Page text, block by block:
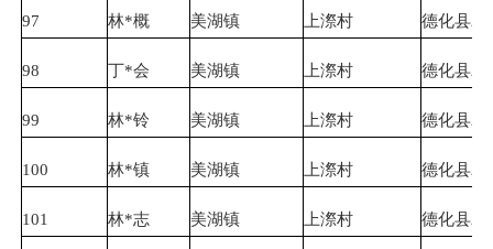
97 林*概 美湖镇 上漈村 德化县农
98 丁*会 美湖镇 上漈村 德化县农
99 林*铃 美湖镇 上漈村 德化县农
100 林*镇 美湖镇 上漈村 德化县农
101 林*志 美湖镇 上漈村 德化县农